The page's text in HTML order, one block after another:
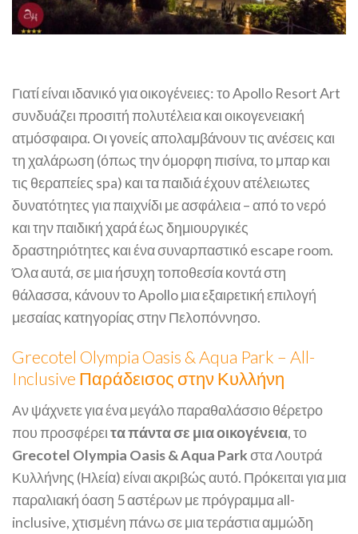
Γιατί είναι ιδανικό για οικογένειες: το Apollo Resort Art
συνδυάζει προσιτή πολυτέλεια και οικογενειακή
ατμόσφαιρα. Οι γονείς απολαμβάνουν τις ανέσεις και
τη χαλάρωση (όπως την όμορφη πισίνα, το μπαρ και
τις θεραπείες spa) και τα παιδιά έχουν ατέλειωτες
δυνατότητες για παιχνίδι με ασφάλεια – από το νερό
και την παιδική χαρά έως δημιουργικές
δραστηριότητες και ένα συναρπαστικό escape room​.
Όλα αυτά, σε μια ήσυχη τοποθεσία κοντά στη
θάλασσα, κάνουν το Apollo μια εξαιρετική επιλογή
μεσαίας κατηγορίας στην Πελοπόννησο.
Grecotel Olympia Oasis & Aqua Park – All-
Inclusive Παράδεισος στην Κυλλήνη
Αν ψάχνετε για ένα μεγάλο παραθαλάσσιο θέρετρο
που προσφέρειτα πάντα σε μια οικογένεια, το
Grecotel Olympia Oasis & Aqua Parkστα Λουτρά
Κυλλήνης (Ηλεία) είναι ακριβώς αυτό. Πρόκειται για μια
παραλιακή όαση 5 αστέρων με πρόγραμμα all-
inclusive, χτισμένη πάνω σε μια τεράστια αμμώδη